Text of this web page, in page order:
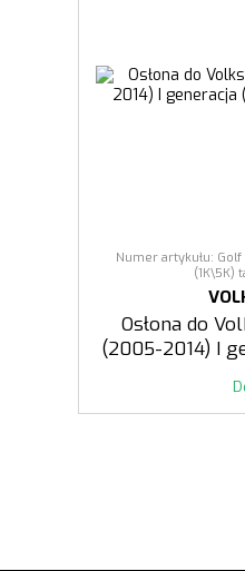
Numer artykułu:
(1K\5K)
Osłona do
(2005-2014) I